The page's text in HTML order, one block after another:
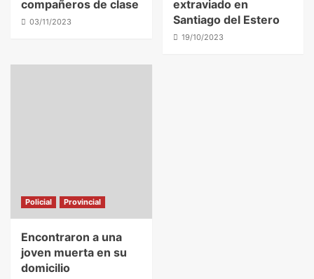
compañeros de clase
03/11/2023
extraviado en
Santiago del Estero
19/10/2023
Policial Provincial
Encontraron a una
joven muerta en su
domicilio